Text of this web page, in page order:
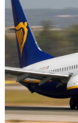
Tourisme
Régions